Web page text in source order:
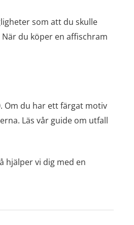
som att du skulle
du köper en affischram
Om du har ett färgat motiv
Läs vår guide om utfall
hjälper vi dig med en